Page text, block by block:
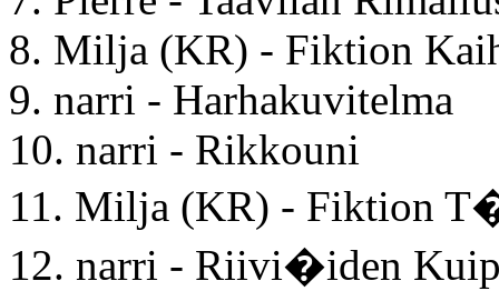
8. Milja (KR) - Fiktion
9. narri - Harhakuvitelma
10. narri - Rikkouni
11. Milja (KR) - Fiktion
12. narri - Riivi�iden